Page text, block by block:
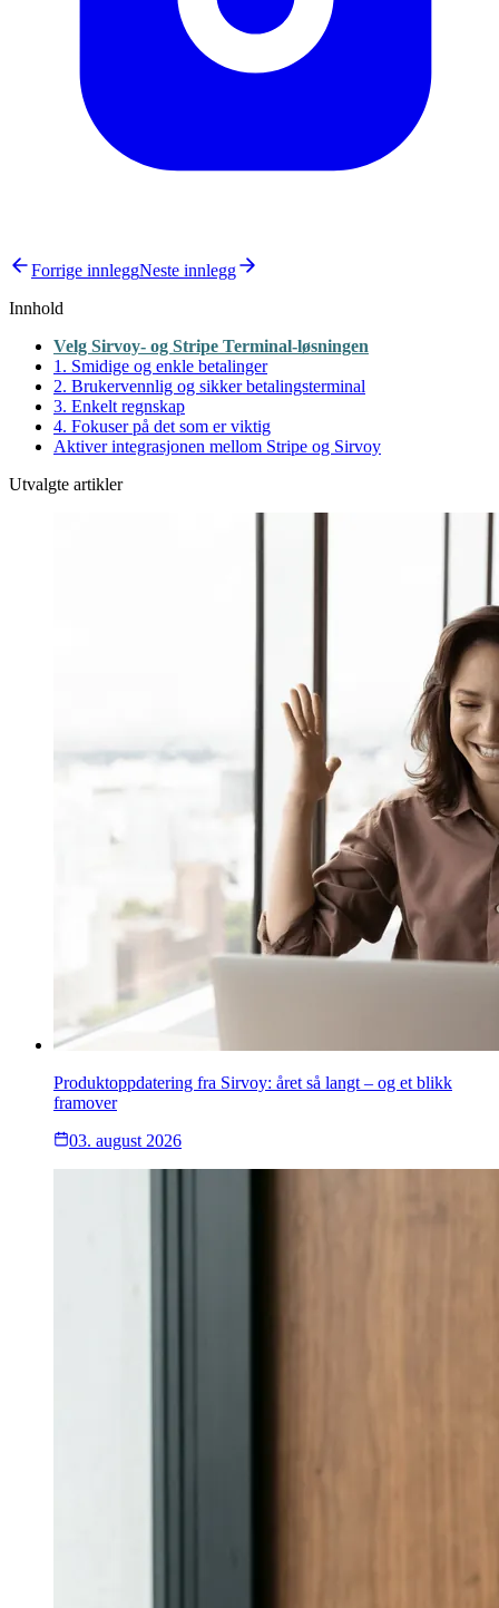
Forrige innleggNeste innlegg
Innhold
Velg Sirvoy- og Stripe Terminal-løsningen
1. Smidige og enkle betalinger
2. Brukervennlig og sikker betalingsterminal
3. Enkelt regnskap
4. Fokuser på det som er viktig
Aktiver integrasjonen mellom Stripe og Sirvoy
Utvalgte artikler
Produktoppdatering fra Sirvoy: året så langt – og et blikk
framover
03. august 2026